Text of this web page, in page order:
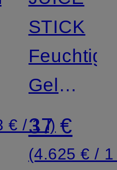
€ / 1 l)
STICK
Gel
Blush
37 €
(4.625 € /